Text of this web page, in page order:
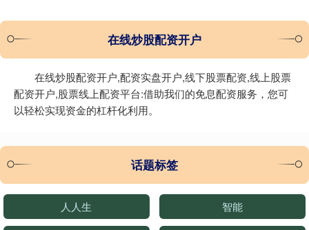
在线炒股配资开户
在线炒股配资开户,配资实盘开户,线下股票配资,线上股票
配资开户,股票线上配资平台:借助我们的免息配资服务，您可
以轻松实现资金的杠杆化利用。
话题标签
人人生 智能